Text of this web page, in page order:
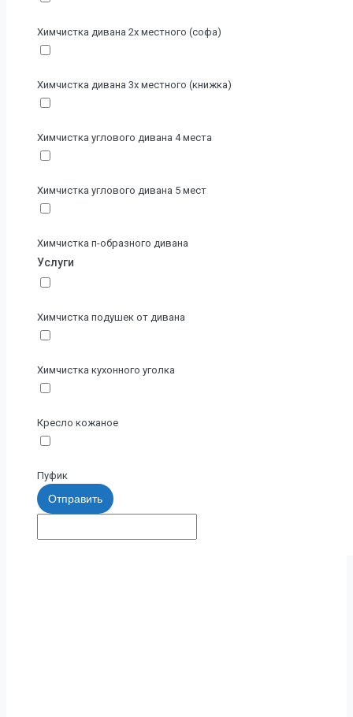
Химчистка дивана 2х местного (софа)
Химчистка дивана 3х местного (книжка)
Химчистка углового дивана 4 места
Химчистка углового дивана 5 мест
Химчистка п-образного дивана
Услуги
Химчистка подушек от дивана
Химчистка кухонного уголка
Кресло кожаное
Пуфик
Отправить